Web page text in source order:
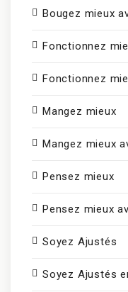
Bougez mieux
Fonctionnez
Fonctionnez
Mangez mieux
Mangez mieux
Pensez mieux
Pensez mieux
Soyez Ajustés
Soyez Ajustés